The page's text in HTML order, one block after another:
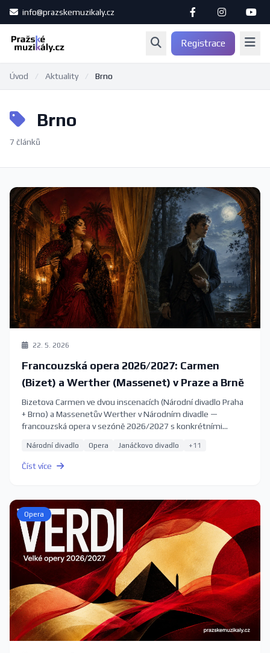
info@prazskemuzikaly.cz
Registrace
Úvod / Aktuality / Brno
Brno
7 článků
22. 5. 2026
Francouzská opera 2026/2027: Carmen
(Bizet) a Werther (Massenet) v Praze a Brně
Bizetova Carmen ve dvou inscenacích (Národní divadlo Praha
+ Brno) a Massenetův Werther v Národním divadle —
francouzská opera v sezóně 2026/2027 s konkrétními
Národní divadlo Opera Janáčkovo divadlo +11
Číst více
Opera